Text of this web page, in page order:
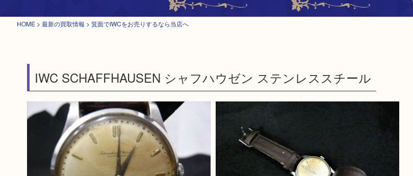
HOME > 最新の買取情報 > 箕面でIWCをお売りするなら当店へ
IWC SCHAFFHAUSEN シャフハウゼン ステンレススチール